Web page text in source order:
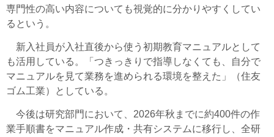
専門性の高い内容についても視覚的に分かりやすくしてい
るという。
新入社員が入社直後から使う初期教育マニュアルとして
も活用している。「つきっきりで指導しなくても、自分で
マニュアルを見て業務を進められる環境を整えた」（住友
ゴム工業）としている。
今後は研究部門において、2026年秋までに約400件の作
業手順書をマニュアル作成・共有システムに移行し、全研